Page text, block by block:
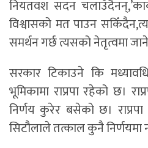
नियतवश सदन
विश्वासको मत पाउन
समर्थन गर्छ त्यसको नेतृत्वमा जाने
सरकार टिकाउने कि
भूमिकामा राप्रपा रहेको छ।
निर्णय कुरेर बसेको छ।
सिटौलाले तत्काल कुनै निर्णयमा